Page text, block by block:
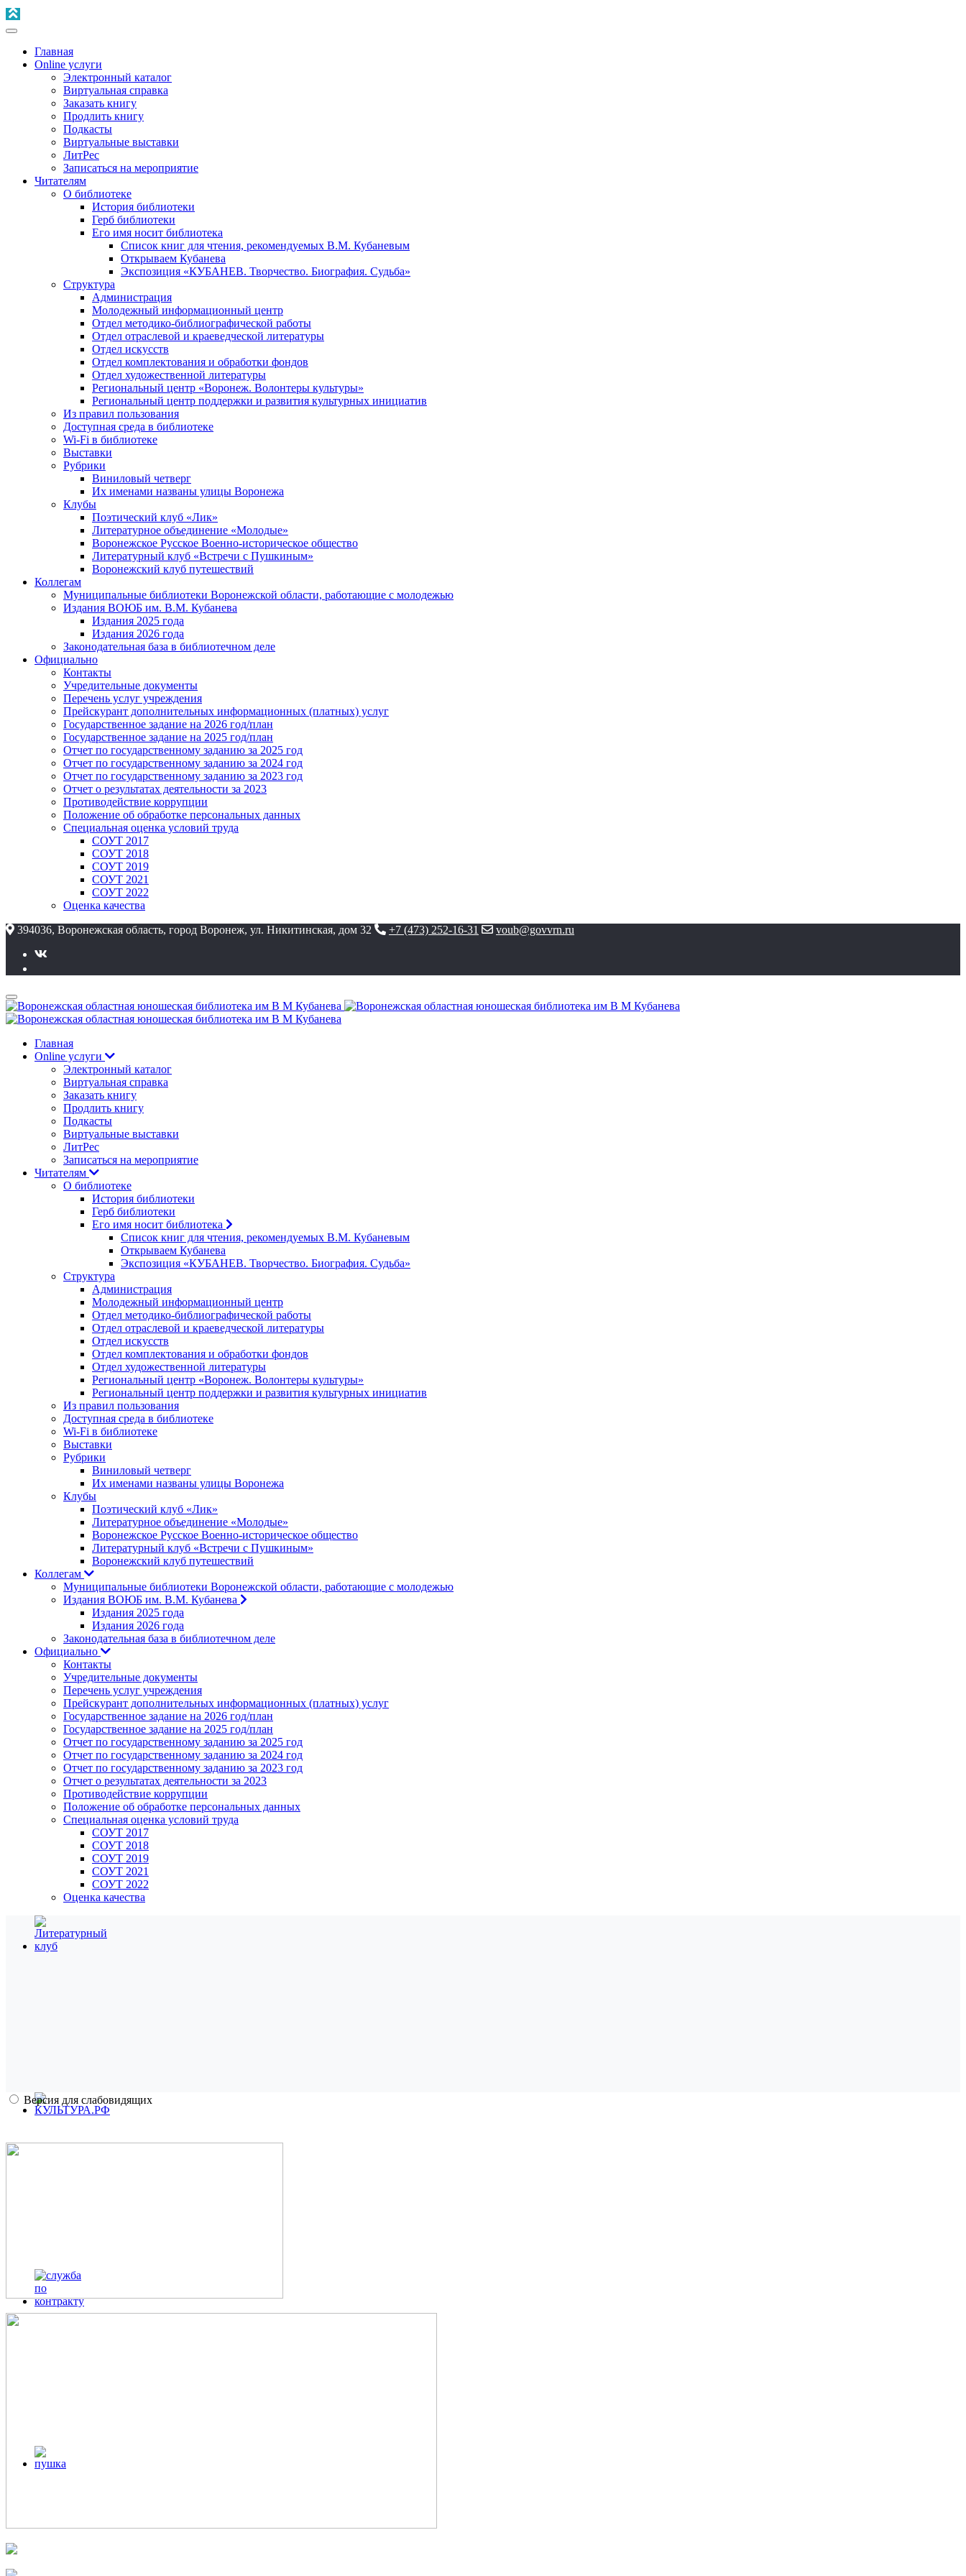
Главная
Online услуги
Электронный каталог
Виртуальная справка
Заказать книгу
Продлить книгу
Подкасты
Виртуальные выставки
ЛитРес
Записаться на мероприятие
Читателям
О библиотеке
История библиотеки
Герб библиотеки
Его имя носит библиотека
Список книг для чтения, рекомендуемых В.М. Кубаневым
Открываем Кубанева
Экспозиция «КУБАНЕВ. Творчество. Биография. Судьба»
Структура
Администрация
Молодежный информационный центр
Отдел методико-библиографической работы
Отдел отраслевой и краеведческой литературы
Отдел искусств
Отдел комплектования и обработки фондов
Отдел художественной литературы
Региональный центр «Воронеж. Волонтеры культуры»
Региональный центр поддержки и развития культурных инициатив
Из правил пользования
Доступная среда в библиотеке
Wi-Fi в библиотеке
Выставки
Рубрики
Виниловый четверг
Их именами названы улицы Воронежа
Клубы
Поэтический клуб «Лик»
Литературное объединение «Молодые»
Воронежское Русское Военно-историческое общество
Литературный клуб «Встречи с Пушкиным»
Воронежский клуб путешествий
Коллегам
Муниципальные библиотеки Воронежской области, работающие с молодежью
Издания ВОЮБ им. В.М. Кубанева
Издания 2025 года
Издания 2026 года
Законодательная база в библиотечном деле
Официально
Контакты
Учредительные документы
Перечень услуг учреждения
Прейскурант дополнительных информационных (платных) услуг
Государственное задание на 2026 год/план
Государственное задание на 2025 год/план
Отчет по государственному заданию за 2025 год
Отчет по государственному заданию за 2024 год
Отчет по государственному заданию за 2023 год
Отчет о результатах деятельности за 2023
Противодействие коррупции
Положение об обработке персональных данных
Специальная оценка условий труда
СОУТ 2017
СОУТ 2018
СОУТ 2019
СОУТ 2021
СОУТ 2022
Оценка качества
394036, Воронежская область, город Воронеж, ул. Никитинская, дом 32
+7 (473) 252-16-31 voub@govvrn.ru
Главная
Online услуги
Электронный каталог
Виртуальная справка
Заказать книгу
Продлить книгу
Подкасты
Виртуальные выставки
ЛитРес
Записаться на мероприятие
Читателям
О библиотеке
История библиотеки
Герб библиотеки
Его имя носит библиотека
Список книг для чтения, рекомендуемых В.М. Кубаневым
Открываем Кубанева
Экспозиция «КУБАНЕВ. Творчество. Биография. Судьба»
Структура
Администрация
Молодежный информационный центр
Отдел методико-библиографической работы
Отдел отраслевой и краеведческой литературы
Отдел искусств
Отдел комплектования и обработки фондов
Отдел художественной литературы
Региональный центр «Воронеж. Волонтеры культуры»
Региональный центр поддержки и развития культурных инициатив
Из правил пользования
Доступная среда в библиотеке
Wi-Fi в библиотеке
Выставки
Рубрики
Виниловый четверг
Их именами названы улицы Воронежа
Клубы
Поэтический клуб «Лик»
Литературное объединение «Молодые»
Воронежское Русское Военно-историческое общество
Литературный клуб «Встречи с Пушкиным»
Воронежский клуб путешествий
Коллегам
Муниципальные библиотеки Воронежской области, работающие с молодежью
Издания ВОЮБ им. В.М. Кубанева
Издания 2025 года
Издания 2026 года
Законодательная база в библиотечном деле
Официально
Контакты
Учредительные документы
Перечень услуг учреждения
Прейскурант дополнительных информационных (платных) услуг
Государственное задание на 2026 год/план
Государственное задание на 2025 год/план
Отчет по государственному заданию за 2025 год
Отчет по государственному заданию за 2024 год
Отчет по государственному заданию за 2023 год
Отчет о результатах деятельности за 2023
Противодействие коррупции
Положение об обработке персональных данных
Специальная оценка условий труда
СОУТ 2017
СОУТ 2018
СОУТ 2019
СОУТ 2021
СОУТ 2022
Оценка качества
Версия для слабовидящих